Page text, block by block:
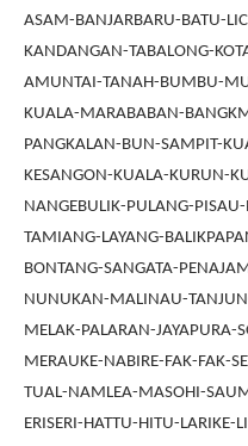
ASAM-BANJARBARU-BATU-
KANDANGAN-TABALONG-
AMUNTAI-TANAH-BUMBU-
KUALA-MARABABAN-
PANGKALAN-BUN-SAMPIT-
KESANGON-KUALA-KURUN-
NANGEBULIK-PULANG-
TAMIANG-LAYANG-
BONTANG-SANGATA-
NUNUKAN-MALINAU-
MELAK-PALARAN-
MERAUKE-NABIRE-FAK-FAK-
TUAL-NAMLEA-MASOHI-
ERISERI-HATTU-HITU-LARIKE-